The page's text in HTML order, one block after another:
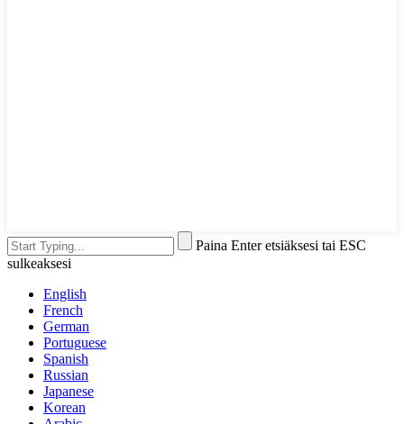
Paina Enter etsiäksesi tai ESC
sulkeaksesi
English
French
German
Portuguese
Spanish
Russian
Japanese
Korean